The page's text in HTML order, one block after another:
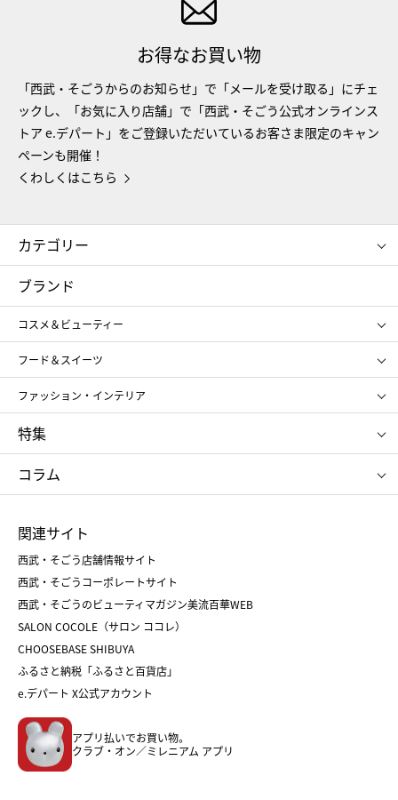
お得なお買い物
「西武・そごうからのお知らせ」で「メールを受け取る」にチェ
ックし、「お気に入り店舗」で「西武・そごう公式オンラインス
トア e.デパート」をご登録いただいているお客さま限定のキャン
ペーンも開催！
くわしくはこちら
カテゴリー
コスメ＆ビューティー
ギフト
レディース
メンズ
スポーツ・アウトドア
お中元
お歳暮
ブランド
コスメ＆ビューティー
SHISEIDO
ポール&ジョー ボーテ
ジルスチュアート
NARS
RMK
クリニーク
SK-Ⅱ
フード＆スイーツ
アンリ・シャルパンティエ
ゴディバ
新宿高野
たねや
ねんりん家
ファッション・インテリア
ポロ ラルフ ローレン
タケオ キクチ
ママ＆キッズ
シュタイフ
特集
お中元
ひな人形
五月人形
父の日
クリスマスケーキ
ホワイトデー
コラム
菓子折り
和菓子
人気のギフト
バレンタイン
ホワイトデー
おせち
フード
ホーム・キッチン＆アート
関連サイト
西武・そごう店舗情報サイト
西武・そごうコーポレートサイト
西武・そごうのビューティマガジン美流百華WEB
SALON COCOLE（サロン ココレ）
CHOOSEBASE SHIBUYA
ふるさと納税「ふるさと百貨店」
e.デパート X公式アカウント
アプリ払いでお買い物。
クラブ・オン／ミレニアム アプリ